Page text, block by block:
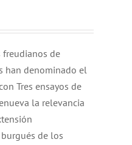
freudianos de
han denominado el
Tres ensayos de
la relevancia
de los